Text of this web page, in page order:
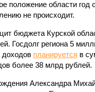
положение области год
не происходит.
бюджета Курской
Госдолг региона 5
доходов планируется в
более 38 млрд рублей.
Александра